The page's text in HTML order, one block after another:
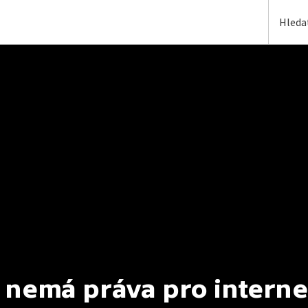
nemá práva pro